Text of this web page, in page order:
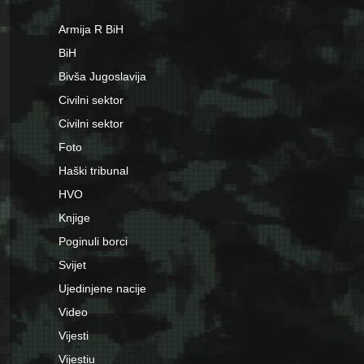
Armija R BiH
BiH
Bivša Jugoslavija
Civilni sektor
Civilni sektor
Foto
Haški tribunal
HVO
Knjige
Poginuli borci
Svijet
Ujedinjene nacije
Video
Vijesti
Vijestiu